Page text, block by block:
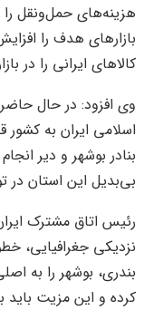
هزینه‌های حمل‌ونقل
بازارهای هدف را
کالاهای ایرانی را در
اسلامی ایران به کشور
بنادر بوشهر و دیر
بی‌بدیل این استان
رئیس اتاق مشترک
نزدیکی جغرافیایی،
بندری، بوشهر را به
کرده و این مزیت